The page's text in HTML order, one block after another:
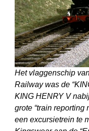
Het vlaggenschip
Railway was de
KING HENRY V
grote “train reporting
een excursietrein te